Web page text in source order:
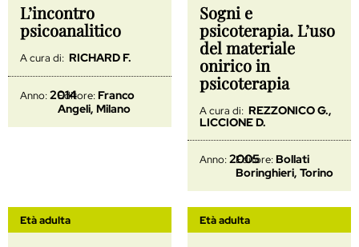
L’incontro
psicoanalitico
A cura di: RICHARD F.
Anno:2014
Editore:Franco
Angeli, Milano
Sogni e
psicoterapia. L’uso
del materiale
onirico in
psicoterapia
A cura di: REZZONICO G.,
LICCIONE D.
Anno:2005
Editore:Bollati
Boringhieri, Torino
Età adulta Età adulta